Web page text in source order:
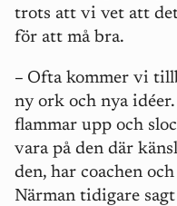
trots att vi vet att
för att må bra.
– Ofta kommer vi
ny ork och nya
flammar upp och
vara på den där
den, har coachen
Närman tidigare